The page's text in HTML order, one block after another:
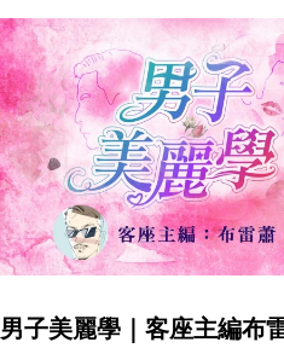
男子美麗學｜客座主編布